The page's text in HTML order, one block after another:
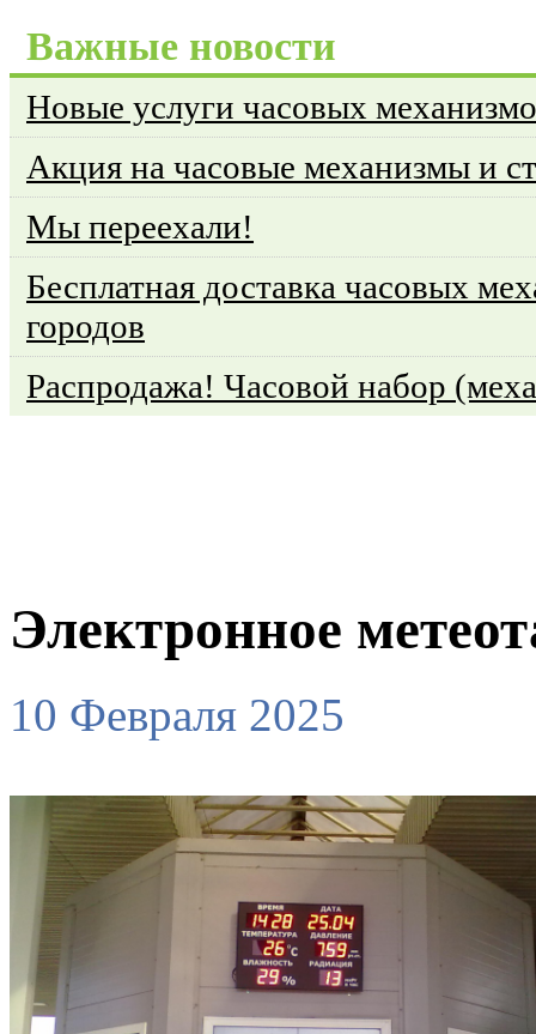
Важные новости
Новые услуги часовых
Акция на часовые механизмы и
Мы переехали!
Бесплатная доставка часовых
городов
Распродажа! Часовой набор
Электронное
10 Февраля 2025